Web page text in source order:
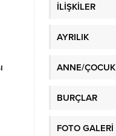
İLİŞKİLER
AYRILIK
ANNE/ÇOCUK
BURÇLAR
FOTO GALERİ